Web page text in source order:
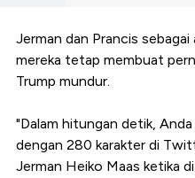
Jerman dan Prancis
mereka tetap membuat
Trump mundur.
"Dalam hitungan detik,
dengan 280 karakter di
Jerman Heiko Maas ketika